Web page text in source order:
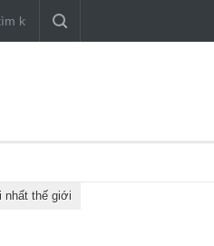
nhất thế giới